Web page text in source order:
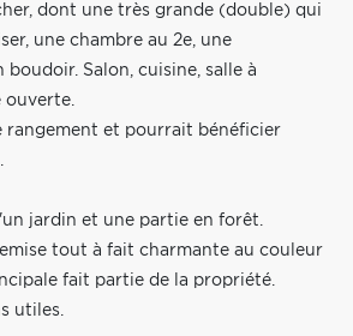
dont une très grande (double) qui
une chambre au 2e, une
boudoir. Salon, cuisine, salle à
ouverte.
rangement et pourrait bénéficier
jardin et une partie en forêt.
tout à fait charmante au couleur
fait partie de la propriété.
utiles.